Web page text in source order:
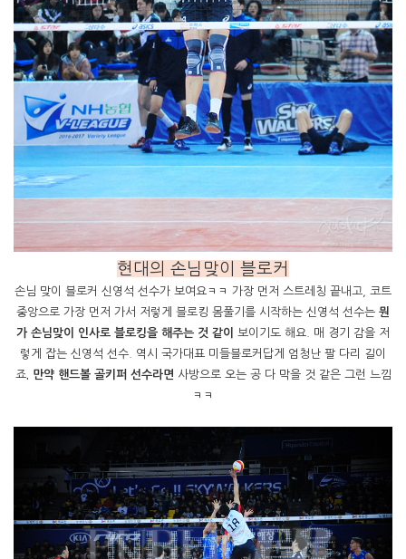
현대의 손님맞이 블로커
손님 맞이 블로커 신영석 선수가 보여요ㅋㅋ 가장 먼저 스트레칭 끝내고, 코트
중앙으로 가장 먼저 가서 저렇게 블로킹 몸풀기를 시작하는 신영석 선수는 뭔
가 손님맞이 인사로 블로킹을 해주는 것 같이
보이기도 해요. 매 경기 감을 저
렇게 잡는 신영석 선수. 역시 국가대표 미들블로커답게 엄청난 팔 다리 길이
죠. 만약 핸드볼 골키퍼 선수라면 사방으로 오는 공 다 막을 것 같은 그런 느낌
ㅋㅋ